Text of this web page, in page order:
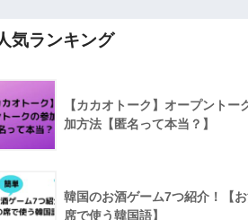
気ランキング
【カカオトーク】オープントー
加方法【匿名って本当？】
韓国のお酒ゲーム7つ紹介！【
席で使う韓国語】